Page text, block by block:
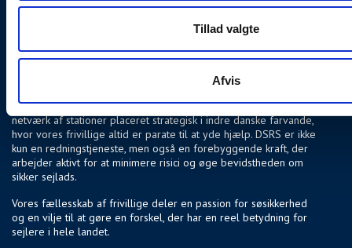
Tillad valgte
Afvis
er dedikeret til at øge sikkerheden til søs i danske farvande.
Vores arbejde bygger på engagement fra frivillige, som året
rundt er klar til at rykke ud og assistere sejlere i nød. Uanset om
det er tekniske problemer, dårligt vejr eller andre udfordringer
på vandet, er vores mål at sikre, at alle sejlere kommer sikkert i
Siden den første station åbnede i 2004 har vi udvidet vores
netværk af stationer placeret strategisk i indre danske farvande,
hvor vores frivillige altid er parate til at yde hjælp. DSRS er ikke
kun en redningstjeneste, men også en forebyggende kraft, der
arbejder aktivt for at minimere risici og øge bevidstheden om
sikker sejlads.
Vores fællesskab af frivillige deler en passion for søsikkerhed
og en vilje til at gøre en forskel, der har en reel betydning for
sejlere i hele landet.